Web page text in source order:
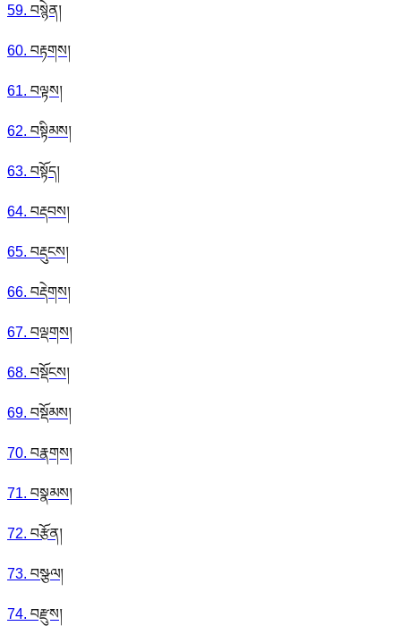
59. བསྙེན།
60. བརྟགས།
61. བལྟས།
62. བསྟིམས།
63. བསྟོད།
64. བརྡབས།
65. བརྡུངས།
66. བརྡེགས།
67. བལྡགས།
68. བསྡོངས།
69. བསྡོམས།
70. བརྣགས།
71. བསྣམས།
72. བརྩོན།
73. བསྩལ།
74. བརྫུས།